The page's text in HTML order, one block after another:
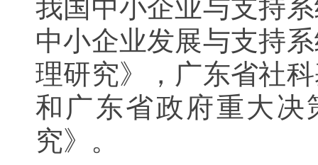
中小企业发展与支持
理研究》，广东省社
和广东省政府重大
究》。